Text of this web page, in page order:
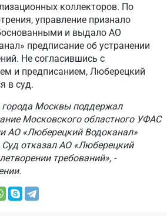
коллекторов. По
управление признало
и выдало АО
предписание об устранении
Не согласившись с
и предписанием, Люберецкий
в суд.
Москвы поддержал
Московского областного УФАС
АО «Люберецкий Водоканал»
Суд отказал АО «Люберецкий
требований», -